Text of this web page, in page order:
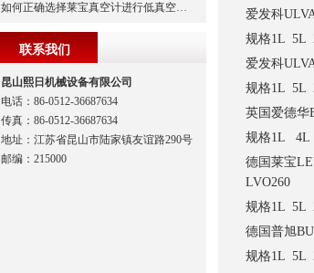
爱发科
规格1L 5L
爱发科
规格1L 5L
英国爱德
规格1L
德国莱宝
LVO260
规格1L 5L
德国普旭
规格1L 5L
如何正确选择莱宝真空计进行低真空测量
联系我们
昆山熙日机械设备有限公司
电话：86-0512-36687634
传真：86-0512-36687634
地址：江苏省昆山市陆家镇友谊路290号
邮编：215000